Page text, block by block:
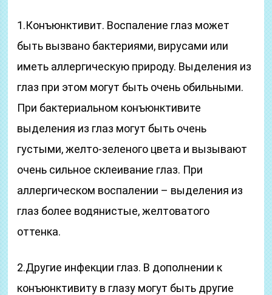
1.Конъюнктивит. Воспаление глаз может
быть вызвано бактериями, вирусами или
иметь аллергическую природу. Выделения из
глаз при этом могут быть очень обильными.
При бактериальном конъюнктивите
выделения из глаз могут быть очень
густыми, желто-зеленого цвета и вызывают
очень сильное склеивание глаз. При
аллергическом воспалении – выделения из
глаз более водянистые, желтоватого
оттенка.
2.Другие инфекции глаз. В дополнении к
конъюнктивиту в глазу могут быть другие